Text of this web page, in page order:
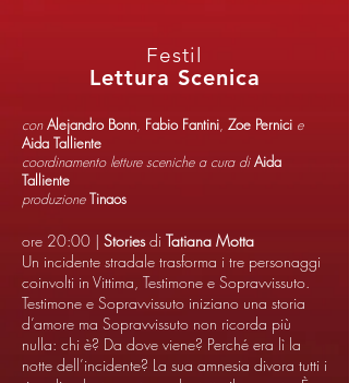
Lettura Scenica
Festil
con Alejandro Bonn, Fabio Fantini, Zoe Pernici e
Aida Talliente
coordinamento letture sceniche a cura diAida
Talliente
produzione Tinaos
ore 20:00 | Storiesdi Tatiana Motta
Un incidente stradale trasforma i tre personaggi
coinvolti in Vittima, Testimone e Sopravvissuto.
Testimone e Sopravvissuto iniziano una storia
d’amore ma Sopravvissuto non ricorda più
nulla: chi è? Da dove viene? Perché era lì la
notte dell’incidente? La sua amnesia divora tutti i